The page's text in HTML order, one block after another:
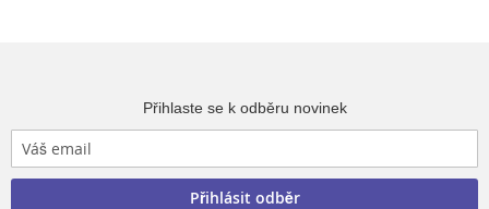
Přihlaste se k odběru novinek
Přihlásit odběr